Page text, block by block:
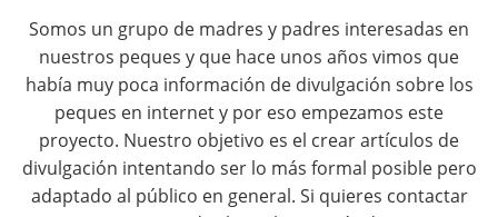
Somos un grupo de madres y padres interesadas en
nuestros peques y que hace unos años vimos que
había muy poca información de divulgación sobre los
peques en internet y por eso empezamos este
proyecto. Nuestro objetivo es el crear artículos de
divulgación intentando ser lo más formal posible pero
adaptado al público en general. Si quieres contactar